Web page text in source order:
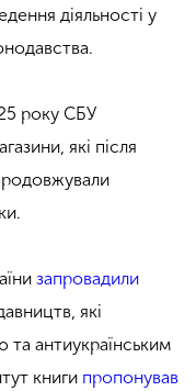
діяльності у
року СБУ
які після
запровадили
які
антиукраїнським
книги пропонував